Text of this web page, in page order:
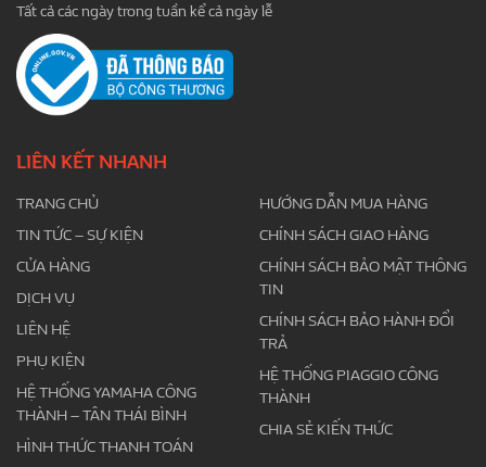
Tất cả các ngày trong tuần kể cả ngày lễ
LIÊN KẾT NHANH
TRANG CHỦ
TIN TỨC – SỰ KIỆN
CỬA HÀNG
DỊCH VỤ
LIÊN HỆ
PHỤ KIỆN
HỆ THỐNG YAMAHA CÔNG
THÀNH – TÂN THÁI BÌNH
HÌNH THỨC THANH TOÁN
HƯỚNG DẪN MUA HÀNG
CHÍNH SÁCH GIAO HÀNG
CHÍNH SÁCH BẢO MẬT THÔNG
TIN
CHÍNH SÁCH BẢO HÀNH ĐỔI
TRẢ
HỆ THỐNG PIAGGIO CÔNG
THÀNH
CHIA SẺ KIẾN THỨC